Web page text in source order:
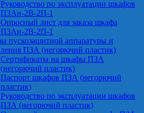
Руководство по эксплуатации шкафов
ПЗАн-2В-2П-1
Опросный лист для заказа шкафа
ПЗАн-2В-2П-1
пускозащитной аппаратуры и
ПЗА (негорючий пластик)
Сертификаты на шкафы ПЗА
(негорючий пластик)
Паспорт шкафов ПЗА (негорючий
пластик)
Руководство по эксплуатации шкафов
ПЗА (негорючий пластик)